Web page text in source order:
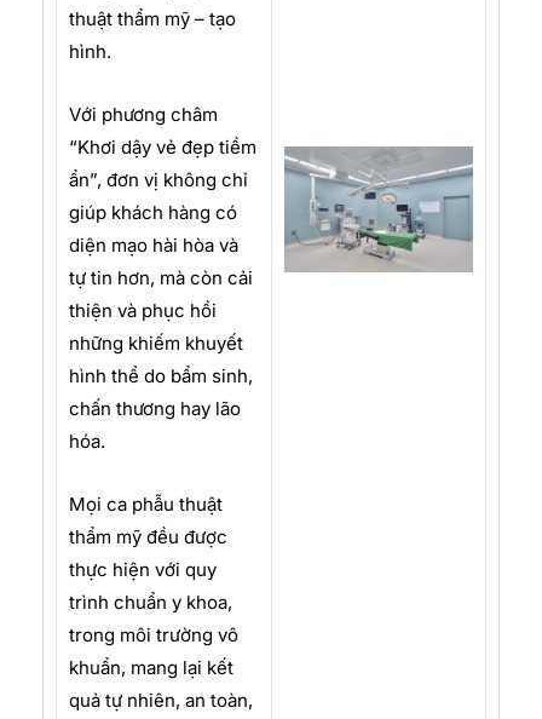
thuật thẩm mỹ – tạo
hình.
Với phương châm
“Khơi dậy vẻ đẹp tiềm
ẩn”, đơn vị không chỉ
giúp khách hàng có
diện mạo hài hòa và
tự tin hơn, mà còn cải
thiện và phục hồi
những khiếm khuyết
hình thể do bẩm sinh,
chấn thương hay lão
hóa.
Mọi ca phẫu thuật
thẩm mỹ đều được
thực hiện với quy
trình chuẩn y khoa,
trong môi trường vô
khuẩn, mang lại kết
quả tự nhiên, an toàn,